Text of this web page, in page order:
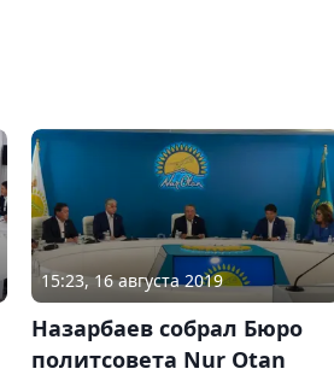
15:23, 16 августа 2019
Назарбаев собрал Бюро
политсовета Nur Otan